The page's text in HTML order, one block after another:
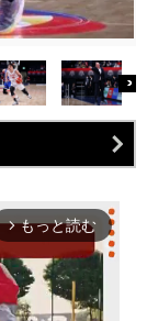
arrow_forward_ios もっと読む